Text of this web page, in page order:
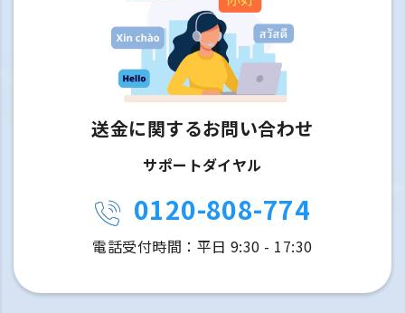
送金に関するお問い合わせ
サポートダイヤル
0120-808-774
電話受付時間：平日 9:30 - 17:30